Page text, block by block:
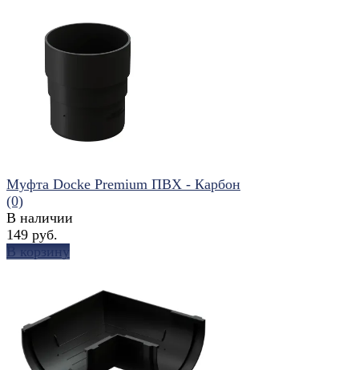
избранное
избранное сравнить
Муфта Docke Premium ПВХ - Карбон
(0)
В наличии
149 руб.
В корзину